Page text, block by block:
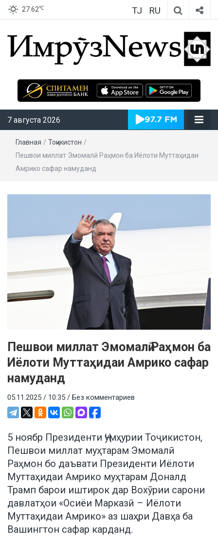
27.62℃ TJ RU
ИмрӯзNews
7 августа 2026
Главная / Тоҷикистон /
Пешвои миллат Эмомалӣ Раҳмон ба Иёлоти Муттаҳидаи
Амрико сафар намуданд
Пешвои миллат Эмомалӣ Раҳмон ба
Иёлоти Муттаҳидаи Амрико сафар
намуданд
05.11.2025 / 10:35 / Без комментариев
5 ноябр Президенти Ҷумҳурии Тоҷикистон,
Пешвои миллат муҳтарам Эмомалӣ
Раҳмон бо даъвати Президенти Иёлоти
Муттаҳидаи Амрико муҳтарам Доналд
Трамп барои иштирок дар Вохӯрии сарони
давлатҳои «Осиёи Марказӣ – Иёлоти
Муттаҳидаи Амрико» аз шаҳри Давҳа ба
Вашингтон сафар карданд.